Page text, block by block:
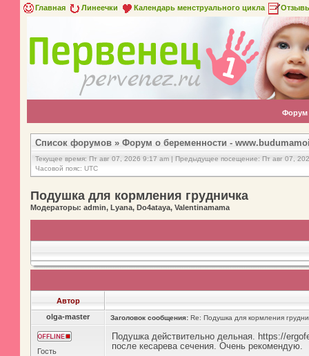
Главная Линеечки Календарь менструального цикла
Форум
Список форумов » Форум о беременности -
Текущее время: Пт авг 07, 2026 9:17 am | Предыдущее посещение: Пт авг 07,
Часовой пояс: UTC
Подушка для кормления грудничка
Модераторы: admin, Lyana, Do4ataya, Valentinamama
Автор
olga-master
Заголовок сообщения: Re: Подушка для кормления
Гость
Подушка действительно дельная. https://
после кесарева сечения. Очень рекомендую.